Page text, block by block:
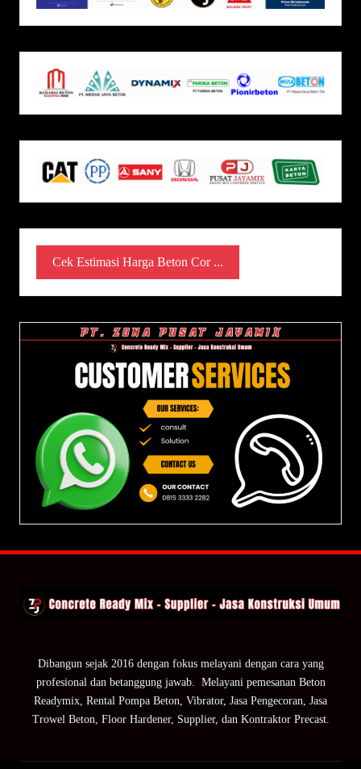
Cek Estimasi Harga Beton Cor ...
Dibangun sejak 2016 dengan fokus melayani dengan cara yang
profesional dan betanggung jawab. Melayani pemesanan Beton
Readymix, Rental Pompa Beton, Vibrator, Jasa Pengecoran, Jasa
Trowel Beton, Floor Hardener, Supplier, dan Kontraktor Precast.